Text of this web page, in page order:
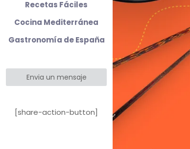
Recetas Fáciles
Cocina Mediterránea
Gastronomía de España
Envia un mensaje
[share-action-button]